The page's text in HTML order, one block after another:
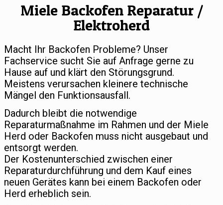
Miele Backofen Reparatur /
Elektroherd
Macht Ihr Backofen Probleme? Unser
Fachservice sucht Sie auf Anfrage gerne zu
Hause auf und klärt den Störungsgrund.
Meistens verursachen kleinere technische
Mängel den Funktionsausfall.
Dadurch bleibt die notwendige
Reparaturmaßnahme im Rahmen und der Miele
Herd oder Backofen muss nicht ausgebaut und
entsorgt werden.
Der Kostenunterschied zwischen einer
Reparaturdurchführung und dem Kauf eines
neuen Gerätes kann bei einem Backofen oder
Herd erheblich sein.